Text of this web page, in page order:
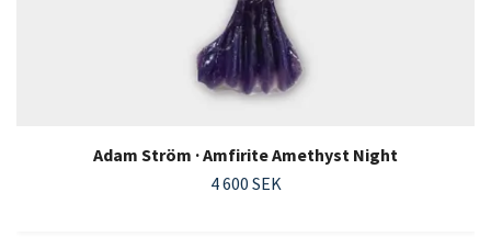
Adam Ström · Amfirite Amethyst Night
4 600 SEK